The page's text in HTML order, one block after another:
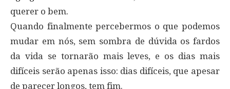
querer o bem.
Quando finalmente percebermos o que podemos
mudar em nós, sem sombra de dúvida os fardos
da vida se tornarão mais leves, e os dias mais
difíceis serão apenas isso: dias difíceis, que apesar
de parecer longos, tem fim.